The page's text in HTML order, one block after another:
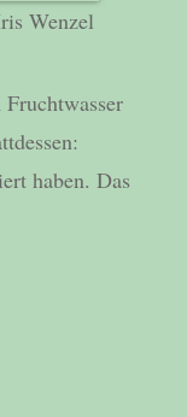
Wenzel
haben. Das